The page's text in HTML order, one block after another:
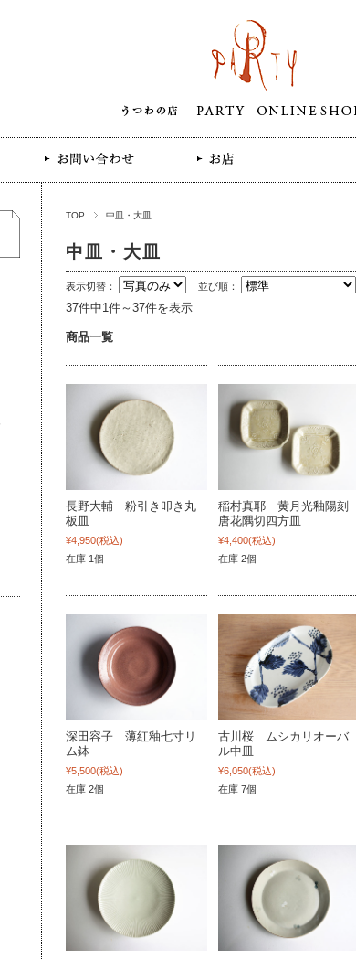
TOP 中皿・大皿
中皿・大皿
表示切替： 並び順：
37件中1件～37件を表示
商品一覧
長野大輔 粉引き叩き丸
板皿
¥4,950(税込)
在庫 1個
稲村真耶 黄月光釉陽刻
唐花隅切四方皿
¥4,400(税込)
在庫 2個
深田容子 薄紅釉七寸リ
ム鉢
¥5,500(税込)
在庫 2個
古川桜 ムシカリオーバ
ル中皿
¥6,050(税込)
在庫 7個